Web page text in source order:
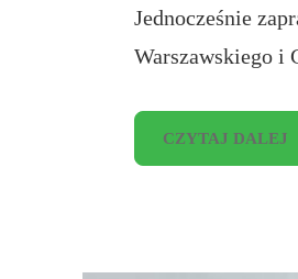
Jednocześnie
Warszawskiego i
CZYTAJ DALEJ